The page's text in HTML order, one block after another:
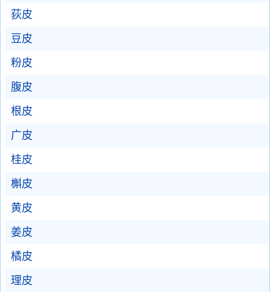
荻皮
豆皮
粉皮
腹皮
根皮
广皮
桂皮
槲皮
黄皮
姜皮
橘皮
理皮